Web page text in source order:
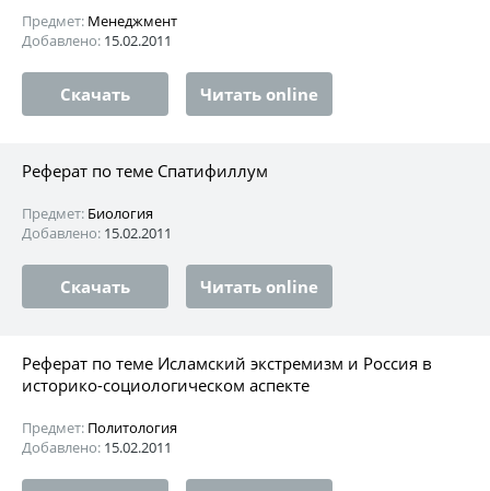
Предмет: Менеджмент
Добавлено: 15.02.2011
Скачать Читать online
Реферат по теме Спатифиллум
Предмет: Биология
Добавлено: 15.02.2011
Скачать Читать online
Реферат по теме Исламский экстремизм и Россия в
историко-социологическом аспекте
Предмет: Политология
Добавлено: 15.02.2011